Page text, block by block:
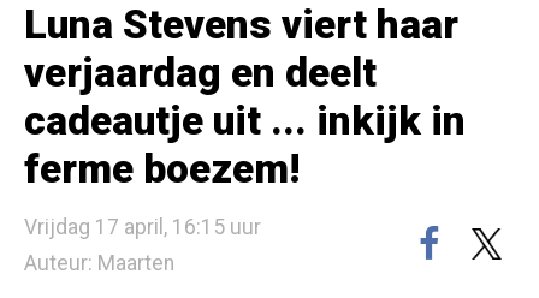
Luna Stevens viert haar
verjaardag en deelt
cadeautje uit ... inkijk in
ferme boezem!
Vrijdag 17 april, 16:15 uur
Auteur: Maarten